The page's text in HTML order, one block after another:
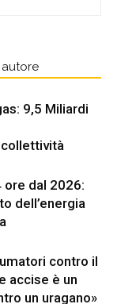
9,5 Miliardi
dal 2026:
dell’energia
contro il
accise è un
un uragano»